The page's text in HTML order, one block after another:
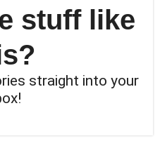
stuff like
straight into your